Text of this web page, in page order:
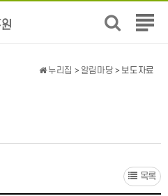
전
뉴
누리집 > 알림마당 > 보도자료
목록